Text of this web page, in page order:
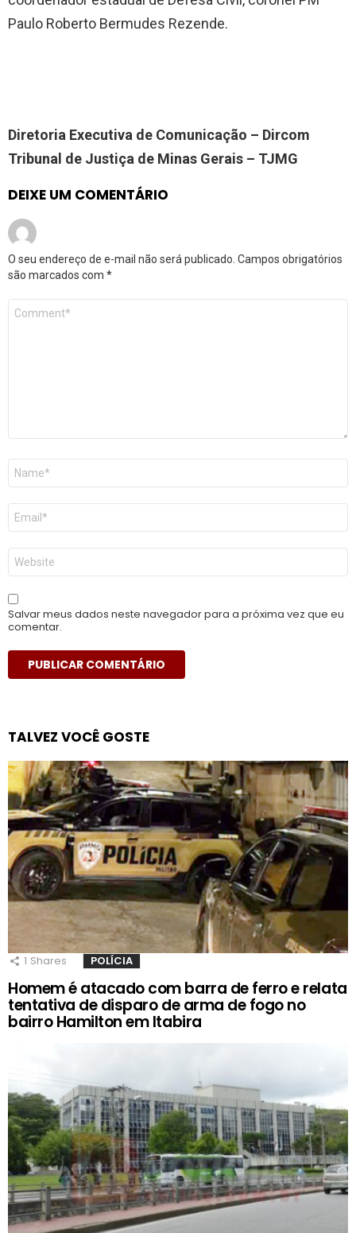
Paulo Roberto Bermudes Rezende.
Diretoria Executiva de Comunicação – Dircom
Tribunal de Justiça de Minas Gerais – TJMG
DEIXE UM COMENTÁRIO
O seu endereço de e-mail não será publicado. Campos obrigatórios
são marcados com *
Comentário
Nome
E-
mail
*
Site
Salvar meus dados neste navegador para a próxima vez que eu
comentar.
TALVEZ VOCÊ GOSTE
1 Shares POLÍCIA
Homem é atacado com barra de ferro e relata
tentativa de disparo de arma de fogo no
bairro Hamilton em Itabira